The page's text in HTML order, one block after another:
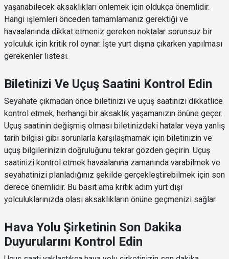
yaşanabilecek aksaklıkları önlemek için oldukça önemlidir.
Hangi işlemleri önceden tamamlamanız gerektiği ve
havaalanında dikkat etmeniz gereken noktalar sorunsuz bir
yolculuk için kritik rol oynar. İşte yurt dışına çıkarken yapılması
gerekenler listesi.
​Biletinizi Ve Uçuş Saatini Kontrol Edin
Seyahate çıkmadan önce biletinizi ve uçuş saatinizi dikkatlice
kontrol etmek, herhangi bir aksaklık yaşamanızın önüne geçer.
Uçuş saatinin değişmiş olması biletinizdeki hatalar veya yanlış
tarih bilgisi gibi sorunlarla karşılaşmamak için biletinizin ve
uçuş bilgilerinizin doğruluğunu tekrar gözden geçirin. Uçuş
saatinizi kontrol etmek havaalanına zamanında varabilmek ve
seyahatinizi planladığınız şekilde gerçekleştirebilmek için son
derece önemlidir. Bu basit ama kritik adım yurt dışı
yolculuklarınızda olası aksaklıkların önüne geçmenizi sağlar.
Hava Yolu Şirketinin Son Dakika
Duyurularını Kontrol Edin